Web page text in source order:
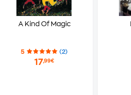
A Kind Of Magic
5 (2)
17,99€